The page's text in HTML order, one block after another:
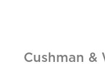
Cushman &